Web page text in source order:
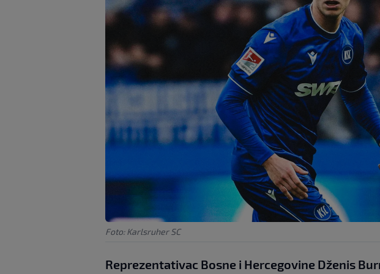
Foto: Karlsruher SC
Reprezentativac Bosne i Hercegovine Dženis